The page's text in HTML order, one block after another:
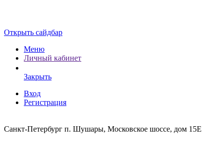
Открыть сайдбар
Меню
Личный кабинет
Закрыть
Вход
Регистрация
Санкт-Петербург п. Шушары, Московское шоссе, дом 15Е